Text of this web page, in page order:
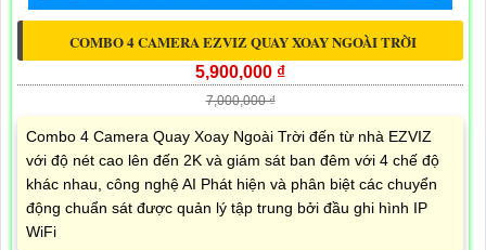
COMBO 4 CAMERA EZVIZ QUAY XOAY NGOÀI TRỜI
5,900,000 ₫
7,000,000 ₫
Combo 4 Camera Quay Xoay Ngoài Trời đến từ nhà EZVIZ
với độ nét cao lên đến 2K và giám sát ban đêm với 4 chế độ
khác nhau, công nghệ AI Phát hiện và phân biệt các chuyển
động chuẩn sát được quản lý tập trung bởi đầu ghi hình IP
WiFi